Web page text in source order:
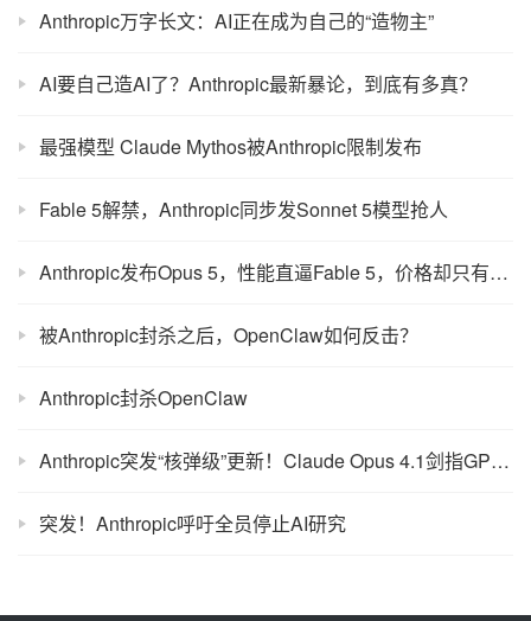
Anthropic万字长文：AI正在成为自己的“造物主”
AI要自己造AI了？Anthropic最新暴论，到底有多真？
最强模型 Claude Mythos被Anthropic限制发布
Fable 5解禁，Anthropic同步发Sonnet 5模型抢人
Anthropic发布Opus 5，性能直逼Fable 5，价格却只有一半？！
被Anthropic封杀之后，OpenClaw如何反击？
Anthropic封杀OpenClaw
Anthropic突发“核弹级”更新！Claude Opus 4.1剑指GPT-5？
突发！Anthropic呼吁全员停止AI研究